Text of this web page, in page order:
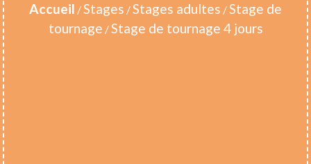
Accueil /Stages /Stages adultes /Stage de
tournage /Stage de tournage 4 jours